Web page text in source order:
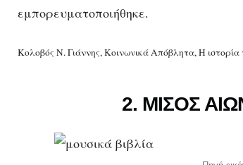
εμπορευματοποιήθηκε.
Κολοβός Ν. Γιάννης, Κοινωνικά Απόβλητα, Η
2. ΜΙΣΟΣ